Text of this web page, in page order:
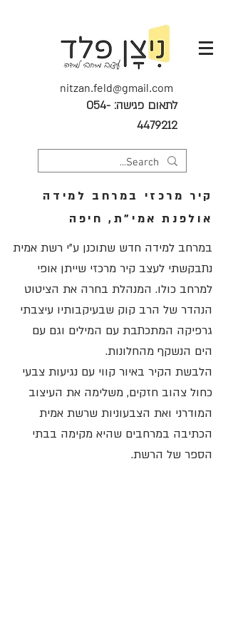
nitzan.feld@gmail.com
לתאום פגישה: 054-
4479212
קיר מרכזי במרחב למידה
אולפנת אמי"ת, חיפה
במרחב למידה חדש שתוכנן ע"י רשת אמית
נתבקשתי לעצב קיר מרכזי שייתן אופי
למרחב כולו. המנהלת בחרה את הציטוט
הנהדר של הרב קוק שבעיקבותיו עיצבתי
גרפיקה המתכתבת עם המילים וגם עם
הים הנשקף מהחלונות.
הלבשת הקיר באיור קווי עם נגיעות צבעי
כחול צהוב חזקים, משלימה את העיצוב
המודרני ואת הצבעוניות שרשת אמית
הכתיבה במרחבים שהיא מקימה בבתי
הספר של הרשת.